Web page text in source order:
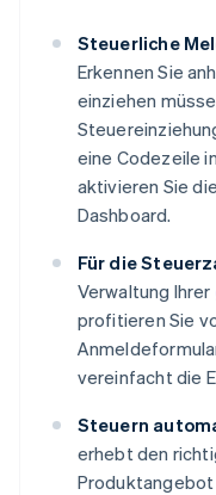
Steuerliche
Erkennen Sie
einziehen
eine Codezeile
aktivieren Sie
Dashboard.
Für die
Verwaltung Ihrer
profitieren Sie
vereinfacht die
Steuern
erhebt den